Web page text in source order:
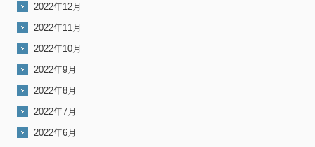
2022年12月
2022年11月
2022年10月
2022年9月
2022年8月
2022年7月
2022年6月